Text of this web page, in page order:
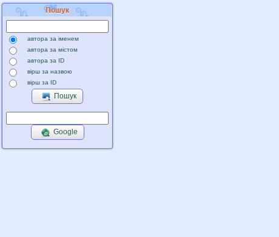
Пошук
автора за іменем
автора за містом
автора за ID
вірш за назвою
вірш за ID
Пошук
Google